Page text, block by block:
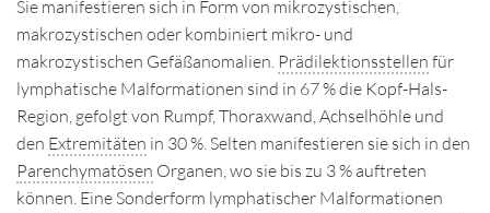
Sie manifestieren sich in Form von mikrozystischen,
makrozystischen oder kombiniert mikro- und
makrozystischen Gefäßanomalien. Prädilektionsstellen für
lymphatische Malformationen sind in 67 % die Kopf-Hals-
Region, gefolgt von Rumpf, Thoraxwand, Achselhöhle und
den Extremitäten in 30 %. Selten manifestieren sie sich in den
Parenchymatösen Organen, wo sie bis zu 3 % auftreten
können. Eine Sonderform lymphatischer Malformationen